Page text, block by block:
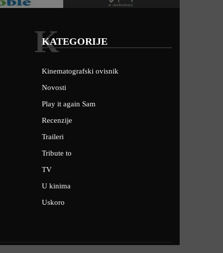
KATEGORIJE
K
Kinematografski ovisnik
Novosti
Play it again Sam
Recenzije
Traileri
Tribute to
TV
U kinima
Uskoro